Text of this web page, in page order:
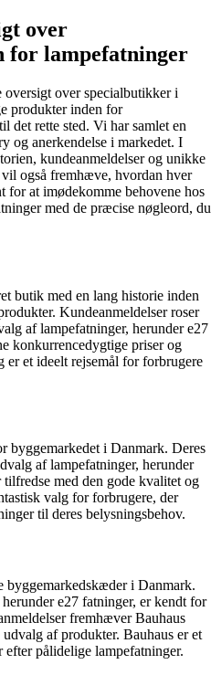
over
for lampefatninger
over specialbutikker i
produkter inden for
det rette sted. Vi har samlet en
og anerkendelse i markedet. I
kundeanmeldelser og unikke
også fremhæve, hvordan hver
for at imødekomme behovene hos
med de præcise nøgleord, du
butik med en lang historie inden
Kundeanmeldelser roser
af lampefatninger, herunder e27
konkurrencedygtige priser og
et ideelt rejsemål for forbrugere
byggemarkedet i Danmark. Deres
af lampefatninger, herunder
med den gode kvalitet og
valg for forbrugere, der
til deres belysningsbehov.
byggemarkedskæder i Danmark.
e27 fatninger, er kendt for
fremhæver Bauhaus
af produkter. Bauhaus er et
efter pålidelige lampefatninger.